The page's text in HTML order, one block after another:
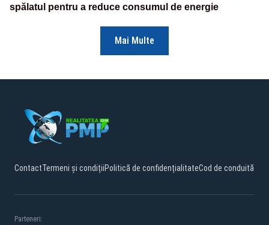
spălatul pentru a reduce consumul de energie
Mai Multe
ContactTermeni și condițiiPolitică de confidențialitateCod de conduită
Parteneri: